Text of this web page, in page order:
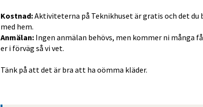
Kostnad: Aktiviteterna på Teknikhuset är gratis och det du
med hem.
Anmälan: Ingen anmälan behövs, men kommer ni många
er i förväg så vi vet.
Tänk på att det är bra att ha oömma kläder.